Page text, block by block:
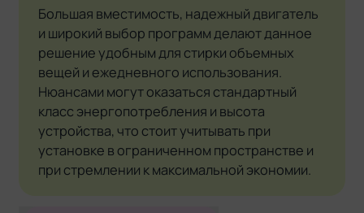
Большая вместимость, надежный двигатель
и широкий выбор программ делают данное
решение удобным для стирки объемных
вещей и ежедневного использования.
Нюансами могут оказаться стандартный
класс энергопотребления и высота
устройства, что стоит учитывать при
установке в ограниченном пространстве и
при стремлении к максимальной экономии.